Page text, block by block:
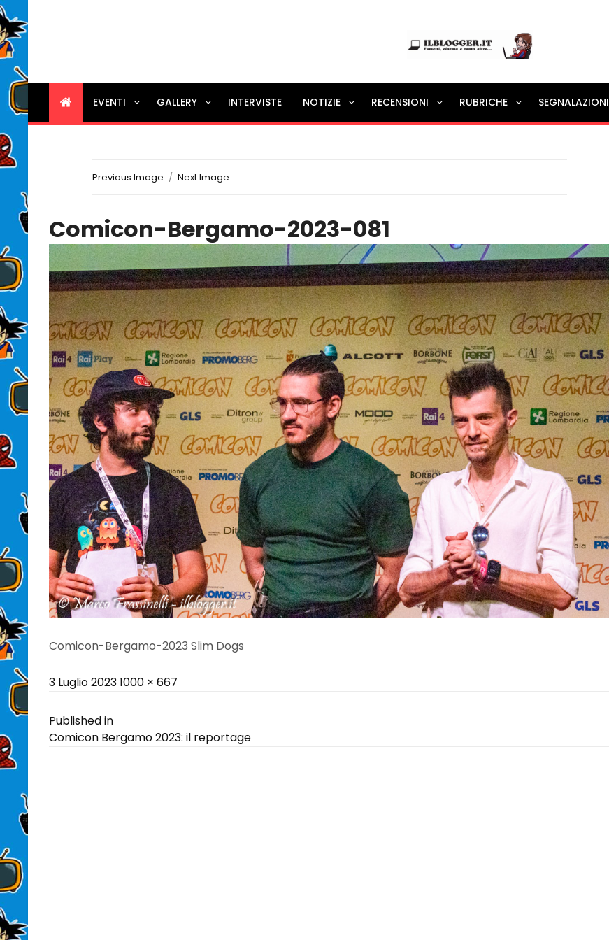
Ilblogger.it
Il portalino di blog |
EVENTI GALLERY INTERVISTE NOTIZIE RECENSIONI RUBRICHE SEGNALAZIONI
Previous Image Next Image
Comicon-Bergamo-2023-081
Comicon-Bergamo-2023 Slim Dogs
Posted
3 Luglio 2023Full
1000 × 667
Navigazione
articoli
Published in
Comicon Bergamo 2023: il reportage